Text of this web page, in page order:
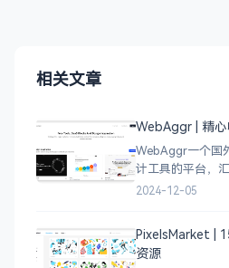
相关文章
WebAggr | 精
WebAggr一个国
计工具的平台，
案例，涵盖个人
计，应
2024-12-05
PixelsMarket |
资源